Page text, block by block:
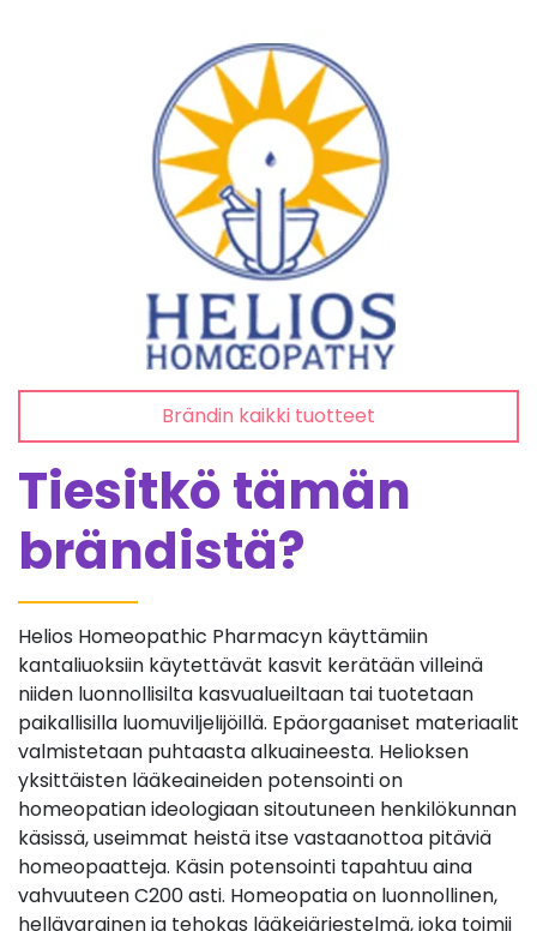
Brändin kaikki tuotteet
Tiesitkö tämän
brändistä?
Helios Homeopathic Pharmacyn käyttämiin
kantaliuoksiin käytettävät kasvit kerätään villeinä
niiden luonnollisilta kasvualueiltaan tai tuotetaan
paikallisilla luomuviljelijöillä. Epäorgaaniset materiaalit
valmistetaan puhtaasta alkuaineesta. Helioksen
yksittäisten lääkeaineiden potensointi on
homeopatian ideologiaan sitoutuneen henkilökunnan
käsissä, useimmat heistä itse vastaanottoa pitäviä
homeopaatteja. Käsin potensointi tapahtuu aina
vahvuuteen C200 asti. Homeopatia on luonnollinen,
hellävarainen ja tehokas lääkejärjestelmä, joka toimii